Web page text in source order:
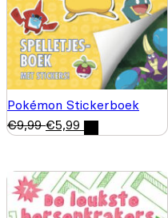
Pokémon Stickerboek
€9,99 €5,99